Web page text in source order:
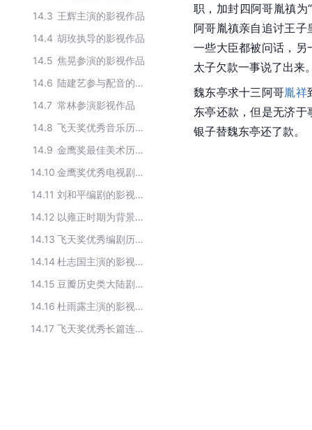
14.3 王辉主演的影视作品
14.4 胡玫执导的影视作品
14.5 焦晃参演的影视作品
14.6
陆建艺参与配音的作品
14.7 常林参演影视作品
14.8
飞天奖优秀音乐历届获奖作品
14.9
金鹰奖最佳美术历届获奖作品
14.10
金鹰奖优秀电视剧历届获奖作品
14.11
刘和平编剧的影视作品
14.12
以雍正时期为背景拍摄电视剧
14.13
飞天奖优秀编剧历届获奖作品
14.14
杜志国主演的影视作品
14.15
豆瓣历史类大陆剧榜TOP10
14.16
杜雨露主演的影视作品
14.17
飞天奖优秀长篇连续剧历届获奖作品
职，加封四阿哥胤禛为
阿哥胤禛亲自追讨王
一些大臣都被问话，另
太子欠款一事说了出来
魏东亭求十三阿哥胤祥
东亭还款，但是无济
银子替魏东亭还了款。